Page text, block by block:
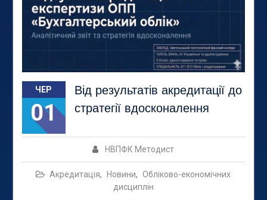
ЧЕР
01
Від результатів акредитації до
стратегії вдосконалення
НВПФК Методист
Акредитація, Новини, Обліково-економічних
дисциплін